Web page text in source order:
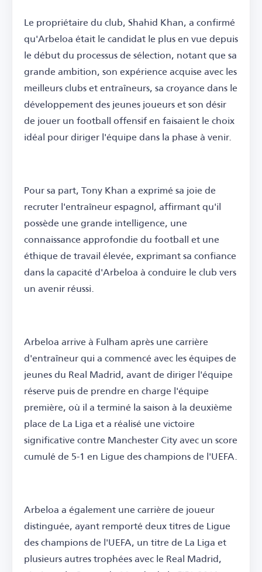
Le propriétaire du club, Shahid Khan, a confirmé
qu'Arbeloa était le candidat le plus en vue depuis
le début du processus de sélection, notant que sa
grande ambition, son expérience acquise avec les
meilleurs clubs et entraîneurs, sa croyance dans le
développement des jeunes joueurs et son désir
de jouer un football offensif en faisaient le choix
idéal pour diriger l'équipe dans la phase à venir.
Pour sa part, Tony Khan a exprimé sa joie de
recruter l'entraîneur espagnol, affirmant qu'il
possède une grande intelligence, une
connaissance approfondie du football et une
éthique de travail élevée, exprimant sa confiance
dans la capacité d'Arbeloa à conduire le club vers
un avenir réussi.
Arbeloa arrive à Fulham après une carrière
d'entraîneur qui a commencé avec les équipes de
jeunes du Real Madrid, avant de diriger l'équipe
réserve puis de prendre en charge l'équipe
première, où il a terminé la saison à la deuxième
place de La Liga et a réalisé une victoire
significative contre Manchester City avec un score
cumulé de 5-1 en Ligue des champions de l'UEFA.
Arbeloa a également une carrière de joueur
distinguée, ayant remporté deux titres de Ligue
des champions de l'UEFA, un titre de La Liga et
plusieurs autres trophées avec le Real Madrid,